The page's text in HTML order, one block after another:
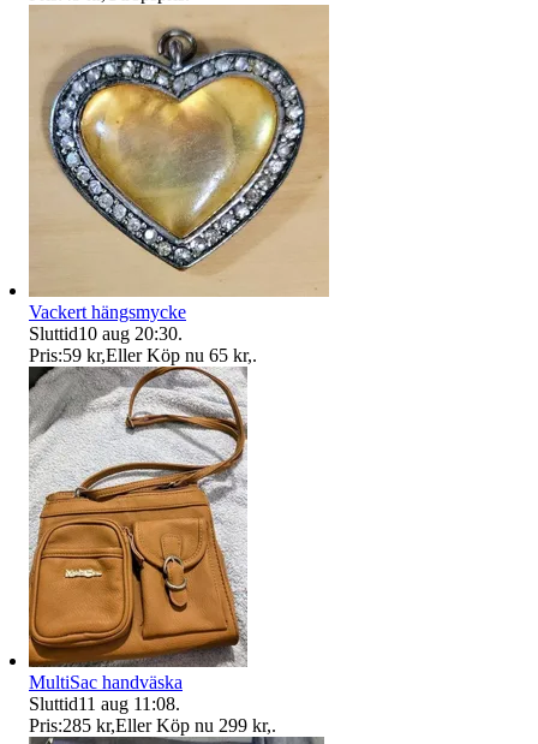
Vackert hängsmycke
Sluttid10 aug 20:30.
Pris:59 kr,Eller Köp nu 65 kr,.
MultiSac handväska
Sluttid11 aug 11:08.
Pris:285 kr,Eller Köp nu 299 kr,.